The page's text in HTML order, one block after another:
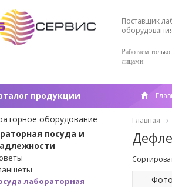
Поставщик
Работаем
лицами
продукции
оборудование
посуда и
лабораторная
Главная
Фото